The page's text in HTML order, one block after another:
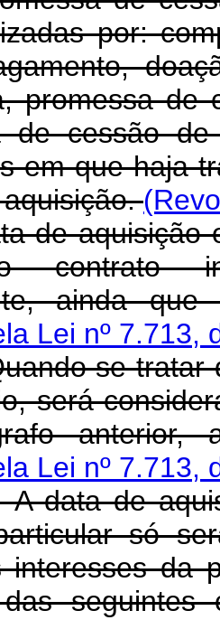
por:
promessa de
de cessão
em que haja
aquisição.
ou
contrato
ainda
Lei nº 7.713,
se tratar de
será
anterior,
Lei nº 7.713,
de
só
interesses da
seguintes